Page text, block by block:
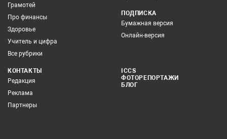
Грамотей
Про финансы
Здоровье
Учитель и цифра
Все рубрики
ПОДПИСКА
Бумажная версия
Онлайн-версия
КОНТАКТЫ
Редакция
Реклама
Партнеры
ICCS
ФОТОРЕПОРТАЖИ
БЛОГ